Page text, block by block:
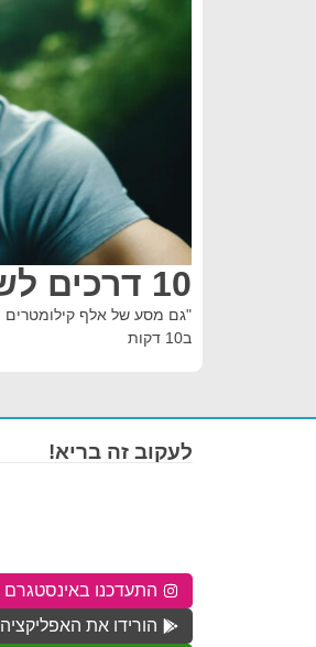
10 דרכים לשנות את החיים ב 10 דקות
ב10 דקות
לעקוב זה בריא!
התעדכנו באינסטגרם
הורידו את האפליקציה